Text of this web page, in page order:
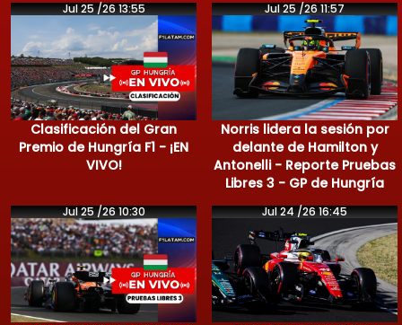
Jul 25 /26 13:55
Clasificación del Gran
Premio de Hungría F1 - ¡EN
VIVO!
Jul 25 /26 11:57
Norris lidera la sesión por
delante de Hamilton y
Antonelli - Reporte Pruebas
Libres 3 - GP de Hungría
Jul 25 /26 10:30 Jul 24 /26 16:45